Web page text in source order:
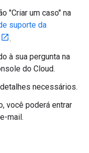
"Criar um caso" na
suporte da
.
à sua pergunta na
do Cloud.
necessários.
você poderá entrar
mail.